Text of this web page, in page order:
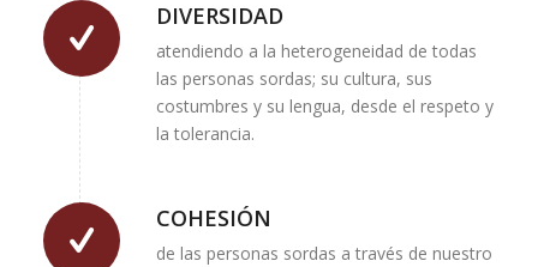
DIVERSIDAD
atendiendo a la heterogeneidad de todas
las personas sordas; su cultura, sus
costumbres y su lengua, desde el respeto y
la tolerancia.
COHESIÓN
de las personas sordas a través de nuestro